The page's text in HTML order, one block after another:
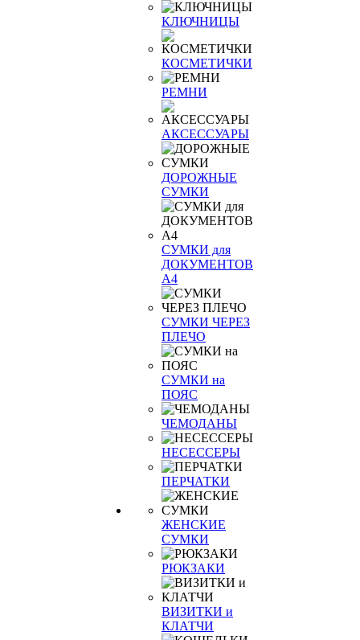
КЛЮЧНИЦЫ
КОСМЕТИЧКИ
РЕМНИ
АКСЕССУАРЫ
ДОРОЖНЫЕ
СУМКИ
СУМКИ для
ДОКУМЕНТОВ
А4
СУМКИ ЧЕРЕЗ
ПЛЕЧО
СУМКИ на
ПОЯС
ЧЕМОДАНЫ
НЕСЕССЕРЫ
ПЕРЧАТКИ
ЖЕНСКИЕ
СУМКИ
РЮКЗАКИ
ВИЗИТКИ и
КЛАТЧИ